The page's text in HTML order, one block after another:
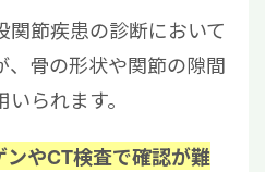
関節疾患の診断において
、骨の形状や関節の隙間
られます。
ンやCT検査で確認が難